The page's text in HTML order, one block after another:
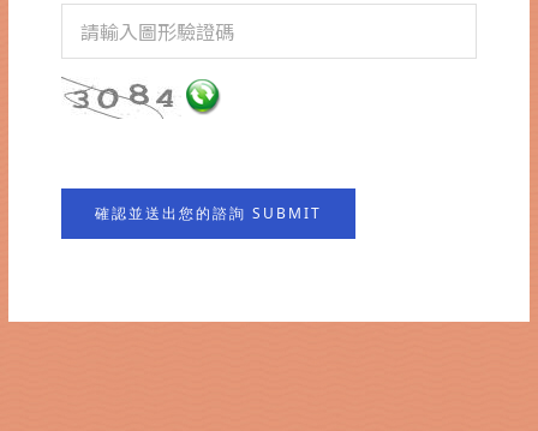
確認並送出您的諮詢 SUBMIT